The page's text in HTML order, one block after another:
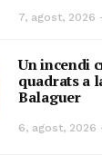
7, agost, 2026
Un incendi
quadrats a
Balaguer
6, agost, 2026